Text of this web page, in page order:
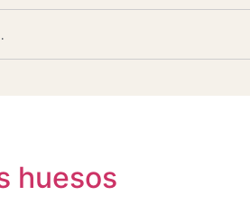
huesos